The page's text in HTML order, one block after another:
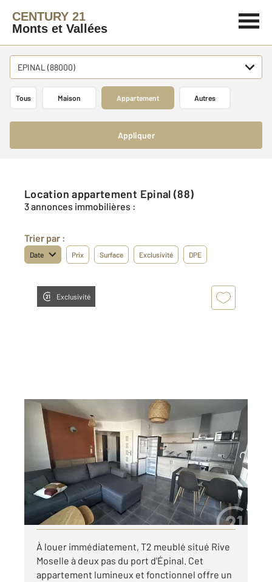
CENTURY 21
Monts et Vallées
EPINAL (88000)
Tous Maison Appartement Autres
Appliquer
Location appartement Epinal (88)
3 annonces immobilières :
Trier par :
Date Prix Surface Exclusivité DPE
Exclusivité
EPINAL 88
47,27 m
2, 2 pièces
Ref : 28230
Appartement F2 à louer
610 €
par mois charges comprises
Visiter le site dédié
À louer immédiatement, T2 meublé situé Rive
Moselle à deux pas du port d'Épinal. Cet
appartement lumineux et fonctionnel offre un